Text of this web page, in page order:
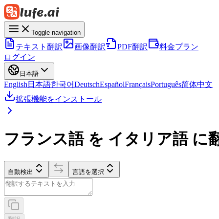
Toggle navigation
テキスト翻訳 画像翻訳 PDF翻訳
料金プラン
ログイン
日本語
English 日本語한국어DeutschEspañolFrançaisPortuguês简体中文
拡張機能をインストール
フランス語 を イタリア語 に
自動検出 言語を選択